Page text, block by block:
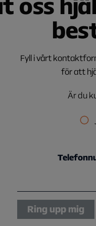
oss
Fyll i vårt
för att
Är du
Ring upp mig